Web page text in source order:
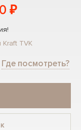
₽
Kraft TVK
Где посмотреть?